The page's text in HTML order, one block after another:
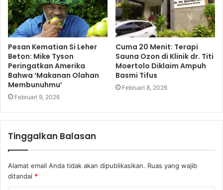
Pesan Kematian Si Leher
Beton: Mike Tyson
Peringatkan Amerika
Bahwa ‘Makanan Olahan
Membunuhmu’
Februari 9, 2026
Cuma 20 Menit: Terapi
Sauna Ozon di Klinik dr. Titi
Moertolo Diklaim Ampuh
Basmi Tifus
Februari 8, 2026
Tinggalkan Balasan
Alamat email Anda tidak akan dipublikasikan. Ruas yang wajib
ditandai *